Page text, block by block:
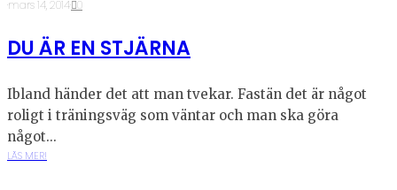
·mars 14, 2014· 0
DU ÄR EN STJÄRNA
Ibland händer det att man tvekar. Fastän det är något
roligt i träningsväg som väntar och man ska göra
något...
LÄS MER!